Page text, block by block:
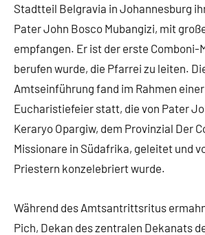
Stadtteil Belgravia in Johannesburg
Pater John Bosco Mubangizi, mit
empfangen. Er ist der erste Comboni-
berufen wurde, die Pfarrei zu leiten.
Amtseinführung fand im Rahmen
Eucharistiefeier statt, die von Pater
Keraryo Opargiw, dem Provinzial Der
Missionare in Südafrika, geleitet und
Priestern konzelebriert wurde.
Während des Amtsantrittsritus
Pich, Dekan des zentralen Dekanats